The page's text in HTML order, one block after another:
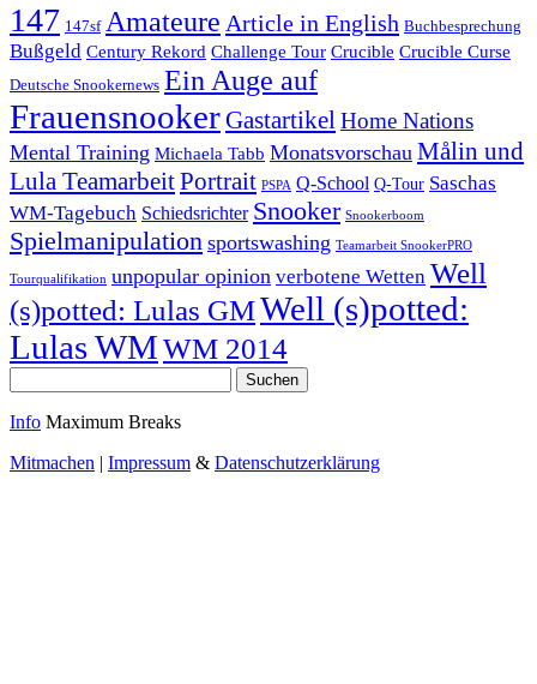
147 147sf Amateure Article in English Buchbesprechung
Bußgeld Century Rekord Challenge Tour Crucible Crucible Curse
Deutsche Snookernews Ein Auge auf
FrauensnookerGastartikelHome Nations
Mental Training Michaela Tabb Monatsvorschau Målin und
Lula TeamarbeitPortrait PSPA Q-School Q-Tour Saschas
WM-Tagebuch Schiedsrichter Snooker Snookerboom
Spielmanipulation sportswashing Teamarbeit SnookerPRO
Tourqualifikation unpopular opinion verbotene Wetten Well
(s)potted: Lulas GMWell (s)potted:
Lulas WMWM 2014
nach:
Info Maximum Breaks
Mitmachen | Impressum & Datenschutzerklärung